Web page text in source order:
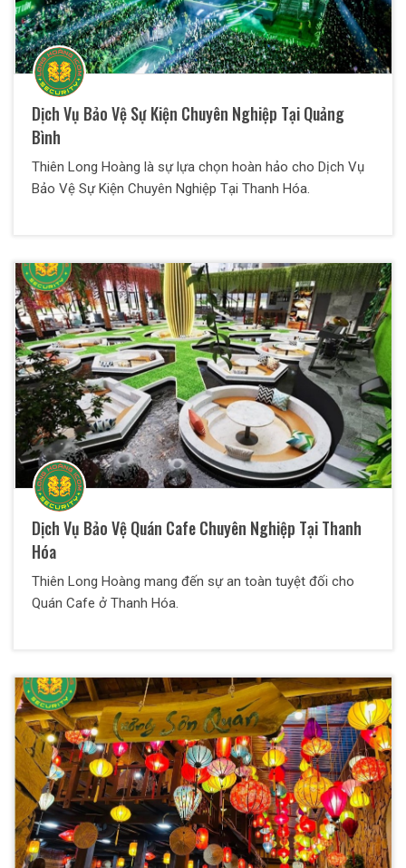
Dịch Vụ Bảo Vệ Sự Kiện Chuyên Nghiệp Tại Quảng
Bình
Thiên Long Hoàng là sự lựa chọn hoàn hảo cho Dịch Vụ
Bảo Vệ Sự Kiện Chuyên Nghiệp Tại Thanh Hóa.
Dịch Vụ Bảo Vệ Quán Cafe Chuyên Nghiệp Tại Thanh
Hóa
Thiên Long Hoàng mang đến sự an toàn tuyệt đối cho
Quán Cafe ở Thanh Hóa.